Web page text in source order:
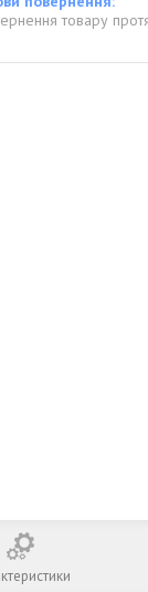
товару